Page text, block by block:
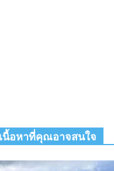
เนื้อหาที่คุณอาจสนใจ